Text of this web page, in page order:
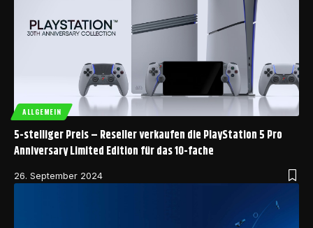
ALLGEMEIN
5-stelliger Preis – Reseller verkaufen die PlayStation 5 Pro
Anniversary Limited Edition für das 10-fache
26. September 2024